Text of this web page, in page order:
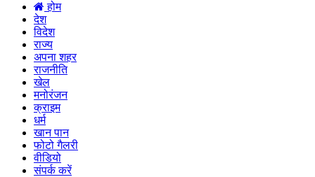
होम
देश
विदेश
राज्य
अपना शहर
राजनीति
खेल
मनोरंजन
क्राइम
धर्म
खान पान
फोटो गैलरी
वीडियो
संपर्क करें